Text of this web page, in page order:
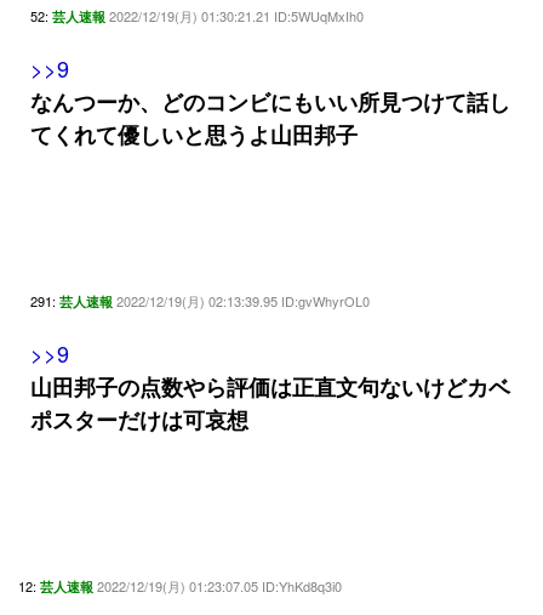
52: 芸人速報 2022/12/19(月) 01:30:21.21 ID:5WUqMxIh0
>>9
なんつーか、どのコンビにもいい所見つけて話し
てくれて優しいと思うよ山田邦子
291: 芸人速報 2022/12/19(月) 02:13:39.95 ID:gvWhyrOL0
>>9
山田邦子の点数やら評価は正直文句ないけどカベ
ポスターだけは可哀想
12: 芸人速報 2022/12/19(月) 01:23:07.05 ID:YhKd8q3i0